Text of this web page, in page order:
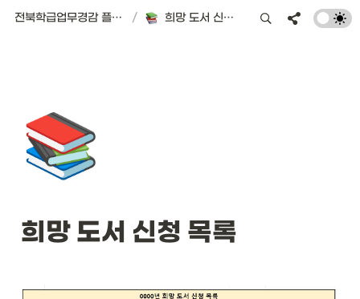
전북학급업무경감 플랫폼 | 서식편의점 / 희망 도서 신청 목록
📚
희망 도서 신청 목록